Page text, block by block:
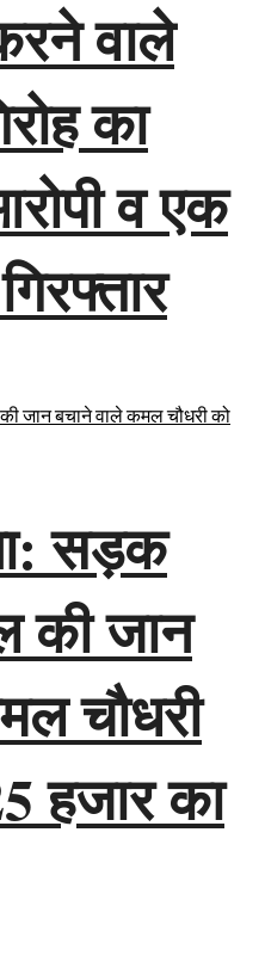
वाले
का
व एक
सड़क
की जान
चौधरी
हजार का